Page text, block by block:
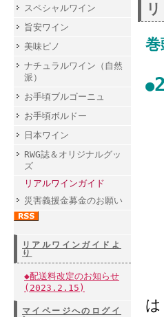
スペシャルワイン
旨安ワイン
美味ピノ
ナチュラルワイン（自然
派）
お手頃ブルゴーニュ
お手頃ボルドー
日本ワイン
RWG誌＆オリジナルグッ
ズ
リアルワインガイド
災害義援金募金のお願い
リアルワインガイドよ
り
◆配送料改定のお知らせ
(2023.2.15)
マイページへのログイ
巻
●
は